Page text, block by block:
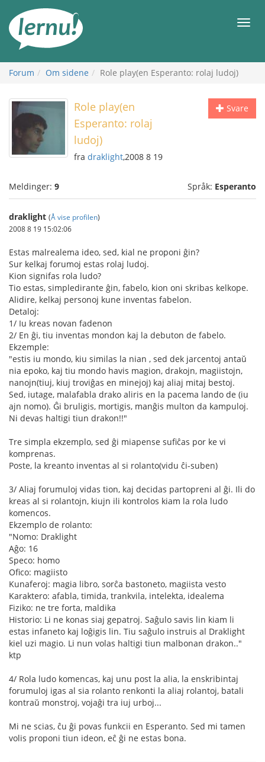
innholdet
Meny
Forum Om sidene Role play(en Esperanto: rolaj ludoj)
Svare
Role play(en
Esperanto: rolaj
ludoj)
fra draklight,2008 8 19
Meldinger: 9 Språk: Esperanto
draklight (Å vise profilen)
2008 8 19 15:02:06
Estas malrealema ideo, sed, kial ne proponi ĝin?
Sur kelkaj forumoj estas rolaj ludoj.
Kion signifas rola ludo?
Tio estas, simpledirante ĝin, fabelo, kion oni skribas kelkope.
Alidire, kelkaj personoj kune inventas fabelon.
Detaloj:
1/ Iu kreas novan fadenon
2/ En ĝi, tiu inventas mondon kaj la debuton de fabelo.
Ekzemple:
"estis iu mondo, kiu similas la nian , sed dek jarcentoj antaŭ
nia epoko, kaj tiu mondo havis magion, drakojn, magiistojn,
nanojn(tiuj, kiuj troviĝas en minejoj) kaj aliaj mitaj bestoj.
Sed, iutage, malafabla drako aliris en la pacema lando de (iu
ajn nomo). Ĝi bruligis, mortigis, manĝis multon da kampuloj.
Ni devas haltigi tiun drakon!!"
Tre simpla ekzemplo, sed ĝi miapense sufiĉas por ke vi
komprenas.
Poste, la kreanto inventas al si rolanto(vidu ĉi-suben)
3/ Aliaj forumuloj vidas tion, kaj decidas partopreni al ĝi. Ili do
kreas al si rolantojn, kiujn ili kontrolos kiam la rola ludo
komencos.
Ekzemplo de rolanto:
"Nomo: Draklight
Aĝo: 16
Speco: homo
Ofico: magiisto
Kunaferoj: magia libro, sorĉa bastoneto, magiista vesto
Karaktero: afabla, timida, trankvila, intelekta, idealema
Fiziko: ne tre forta, maldika
Historio: Li ne konas siaj gepatroj. Saĝulo savis lin kiam li
estas infaneto kaj loĝigis lin. Tiu saĝulo instruis al Draklight
kiel uzi magio. Li nun volas haltigi tiun malbonan drakon.."
ktp
4/ Rola ludo komencas, kaj unu post la alia, la enskribintaj
forumuloj igas al sia rolanto renkonti la aliaj rolantoj, batali
kontraŭ monstroj, vojaĝi tra iuj urboj...
Mi ne scias, ĉu ĝi povas funkcii en Esperanto. Sed mi tamen
volis proponi tiun ideon, eĉ ĝi ne estas bona.